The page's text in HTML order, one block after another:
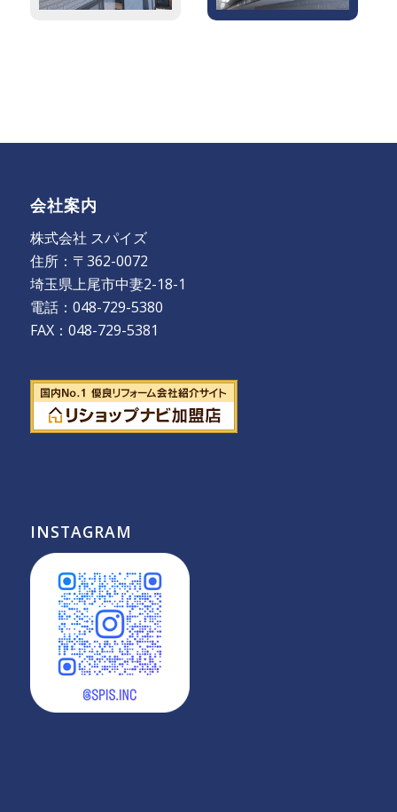
会社案内
株式会社 スパイズ
住所：〒362-0072
埼玉県上尾市中妻2-18-1
電話：048-729-5380
FAX：048-729-5381
INSTAGRAM